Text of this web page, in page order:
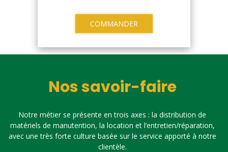
COMMANDER
Nos savoir-faire
Notre métier se présente en trois axes : la distribution de
matériels de manutention, la location et l’entretien/réparation,
avec une très forte culture basée sur le service apporté à notre
clientèle.